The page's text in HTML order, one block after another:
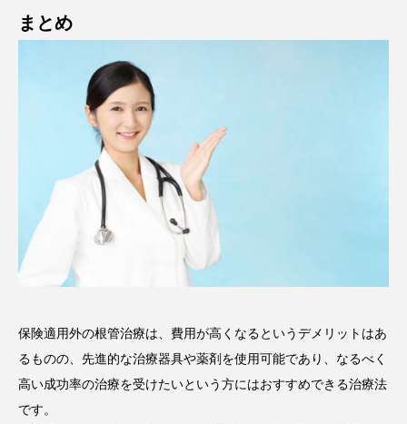
まとめ
保険適用外の根管治療は、費用が高くなるというデメリットはあ
るものの、先進的な治療器具や薬剤を使用可能であり、なるべく
高い成功率の治療を受けたいという方にはおすすめできる治療法
です。